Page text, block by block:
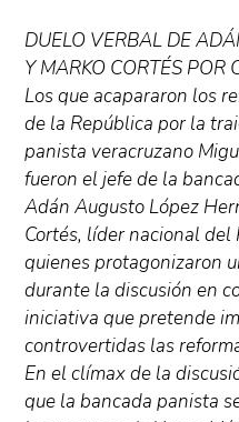
DUELO VERBAL DE
Y MARKO CORTÉS POR
Los que acapararon los
de la República por la
panista veracruzano
fueron el jefe de la
Adán Augusto López
Cortés, líder nacional del
quienes protagonizaron
durante la discusión en
iniciativa que pretende
controvertidas las
En el clímax de la
que la bancada panista